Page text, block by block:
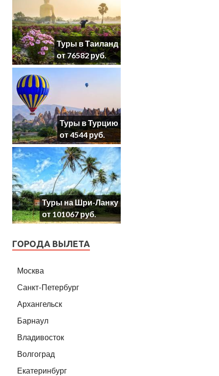
Туры в Таиланд
от 76582 руб.
Туры в Турцию
от 4544 руб.
Туры на Шри-Ланку
от 101067 руб.
ГОРОДА ВЫЛЕТА
Москва
Санкт-Петербург
Архангельск
Барнаул
Владивосток
Волгоград
Екатеринбург